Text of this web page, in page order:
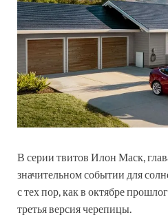
В серии твитов Илон Маск,
значительном событии для
с тех пор, как в октябре
третья версия черепицы.